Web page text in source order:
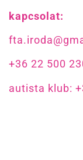
kapcsolat:
+36 22 500
autista klub: